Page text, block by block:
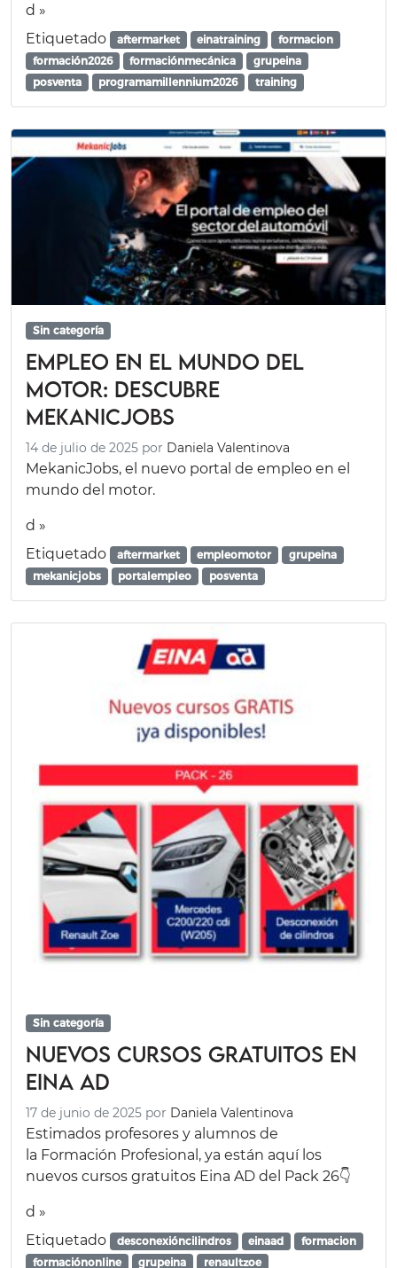
d »
Etiquetado
aftermarket einatraining
formacion
formación2026
formaciónmecánica
grupeina
posventa
programamillennium2026 training
Sin categoría
Empleo en el mundo del
motor: descubre
MekanicJobs
14 de julio de 2025 por Daniela Valentinova
MekanicJobs, el nuevo portal de empleo en el
mundo del motor.
d »
Etiquetado
aftermarket empleomotor
grupeina
mekanicjobs
portalempleo posventa
Sin categoría
Nuevos cursos gratuitos en
Eina AD
17 de junio de 2025 por Daniela Valentinova
Estimados profesores y alumnos de
la Formación Profesional, ya están aquí los
nuevos cursos gratuitos Eina AD del Pack 26👇
d »
Etiquetado
desconexióncilindros einaad
formacion
formaciónonline
grupeina renaultzoe